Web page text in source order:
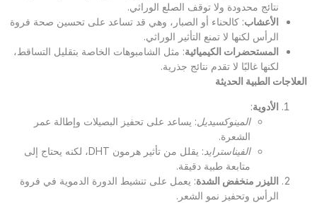
نتائج محدودة ولا توقف الصلع الوراثي.
الأعشاب: كالحناء أو الصبار، وهي قد تساعد على تحسين صحة فروة
الرأس لكنها لا تمنع التأثير الوراثي.
المستحضرات الكيميائية: مثل الشامبوهات الخاصة بتقليل التساقط،
لكنها غالبًا لا تقدم نتائج جذرية.
العلاجات الطبية الحديثة
الأدوية:
المينوكسيديل: يساعد على تحفيز البصيلات وإطالة عمر
الشعرة.
الفيناسترايد
: يقلل من تأثير هرمون DHT، لكنه يحتاج إلى
متابعة طبية دقيقة.
الليزر منخفض الشدة: يعمل على تنشيط الدورة الدموية في فروة
الرأس وتحفيز نمو الشعر.